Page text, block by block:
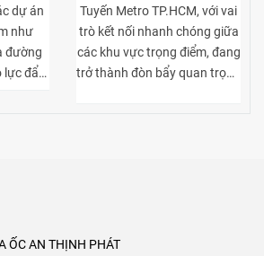
dự án
như
đường
lực đẩy
rút
tâm,
Tuyến Metro TP.HCM, với vai
trò kết nối nhanh chóng giữa
các khu vực trọng điểm, đang
trở thành đòn bẩy quan trọng
khai thác tòa nhà văn phòng
ỐC AN THỊNH PHÁT